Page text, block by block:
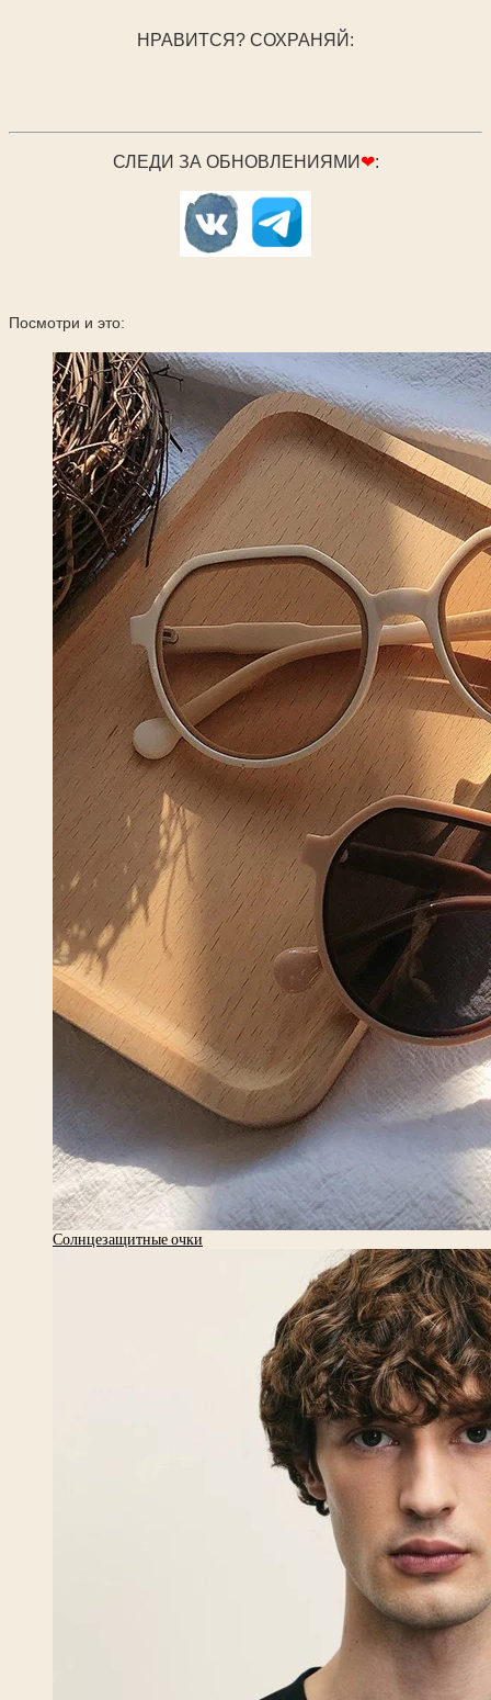
НРАВИТСЯ? СОХРАНЯЙ:
СЛЕДИ ЗА ОБНОВЛЕНИЯМИ ❤:
Посмотри и это:
Солнцезащитные очки